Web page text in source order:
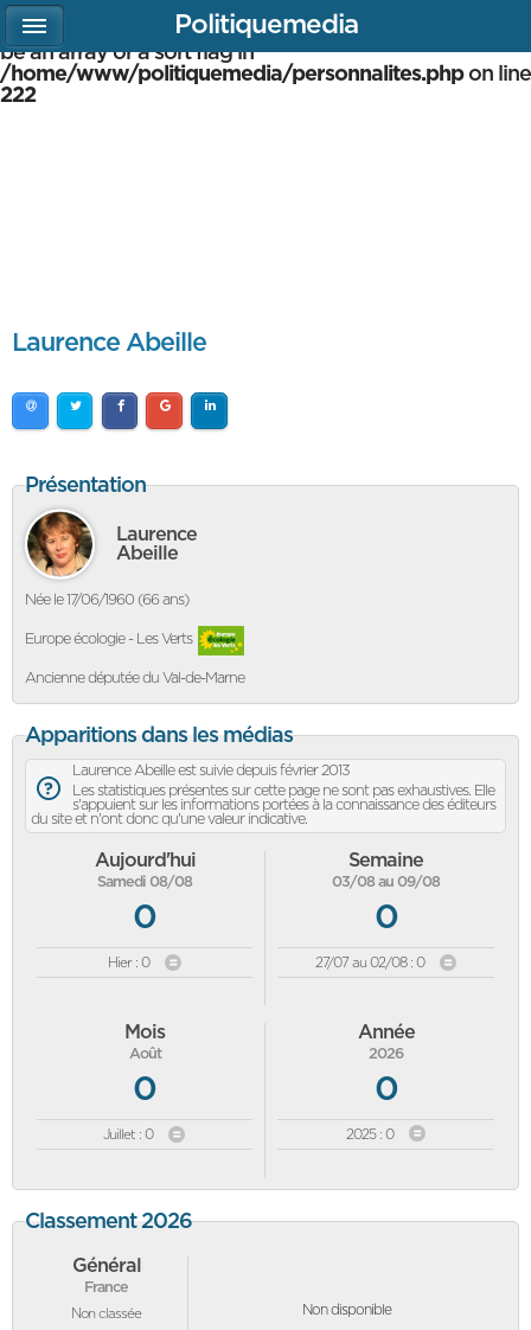
Warning
: array_multisort(): Argument #1 is expected to
be an array or a sort flag in
/home/www/politiquemedia/personnalites.phpon line
222
Laurence Abeille
Présentation
Laurence
Abeille
Née le 17/06/1960 (66 ans)
Europe écologie - Les Verts
Ancienne députée du Val-de-Marne
Apparitions dans les médias
Laurence Abeille est suivie depuis février 2013
Les statistiques présentes sur cette page ne sont pas exhaustives. Elle
s'appuient sur les informations portées à la connaissance des éditeurs
du site et n'ont donc qu'une valeur indicative.
Aujourd'hui
Samedi 08/08
0
Hier : 0
Semaine
03/08 au 09/08
0
27/07 au 02/08 : 0
Mois
Août
0
Juillet : 0
Année
2026
0
2025 : 0
Classement 2026
Général
France
Non classée Non disponible
Politiquemedia